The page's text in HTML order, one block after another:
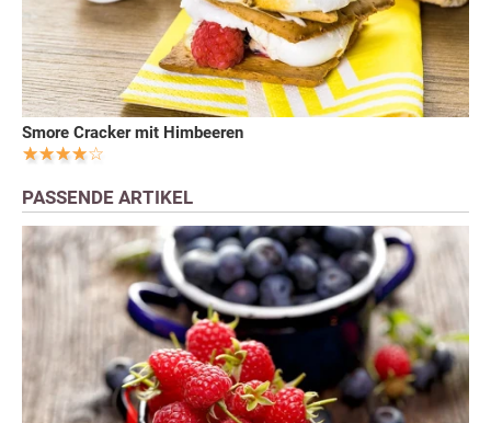
Smore Cracker mit Himbeeren
PASSENDE ARTIKEL